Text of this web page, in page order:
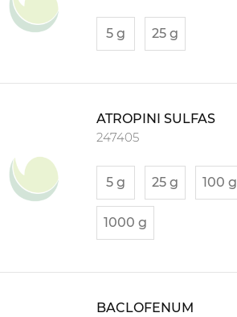
5 g 25 g
ATROPINI SULFAS
247405
5 g 25 g 100 g
1000 g
BACLOFENUM